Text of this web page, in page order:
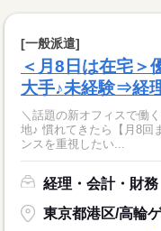
[一般派遣]
＜月8日は在宅
大手♪未経験⇒経
＼話題の新オフィスで働く★／ 高輪ゲートウェイの最新
地♪ 慣れてきたら【月8回まで在宅勤務】もOK！ ワークライフバラ
ンスを重視したい...
経理・会計・財務
東京都港区/高輪